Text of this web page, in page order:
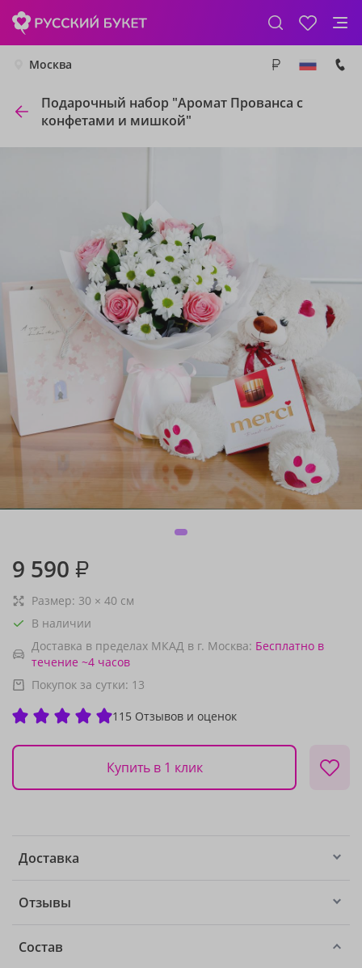
Москва
Подарочный набор "Аромат Прованса с
конфетами и мишкой"
9 590 ₽
Размер: 30 × 40 см
В наличии
Доставка в пределах МКАД в г. Москва: Бесплатно в
течение ~4 часов
Покупок за сутки: 13
115 Отзывов и оценок
Купить в 1 клик
Доставка
Отзывы
Состав